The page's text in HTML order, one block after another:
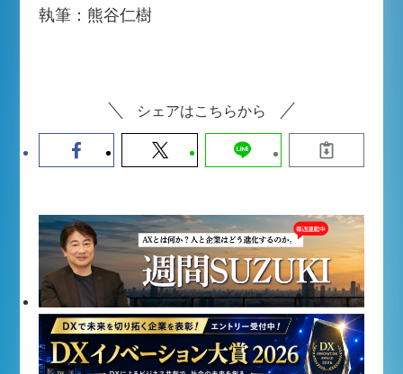
執筆：熊谷仁樹
シェアはこちらから